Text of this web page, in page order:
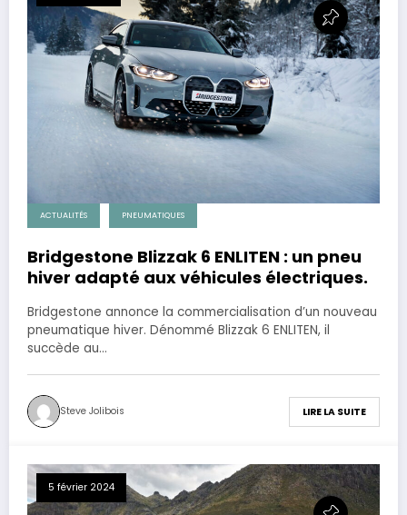
ACTUALITÉS PNEUMATIQUES
Bridgestone Blizzak 6 ENLITEN : un pneu
hiver adapté aux véhicules électriques.
Bridgestone annonce la commercialisation d’un nouveau
pneumatique hiver. Dénommé Blizzak 6 ENLITEN, il
succède au…
Steve Jolibois LIRE LA SUITE
5 février 2024